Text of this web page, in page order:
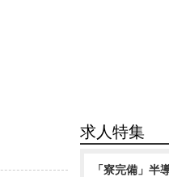
求人特集
「寮完備」半